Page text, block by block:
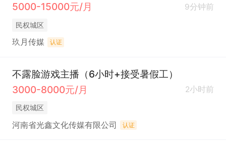
5000-15000元/月
9分钟前
民权城区
玖月传媒 认证
不露脸游戏主播（6小时+接受暑假工）
3000-8000元/月
2小时前
民权城区
河南省光鑫文化传媒有限公司 认证